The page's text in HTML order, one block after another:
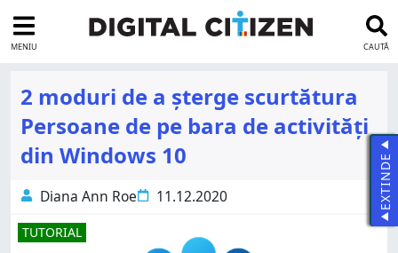
MENIU CAUTĂ
2 moduri de a șterge scurtătura
Persoane de pe bara de activități
din Windows 10
Diana Ann Roe 11.12.2020
TUTORIAL
EXTINDE